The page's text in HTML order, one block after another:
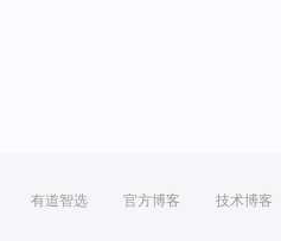
有道智选 官方博客 技术博客